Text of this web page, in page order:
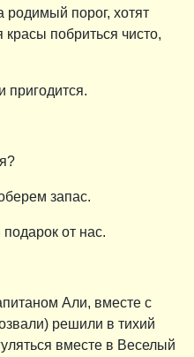
порог, хотят
побриться чисто,
пригодится.
запас.
от нас.
Али, вместе с
решили в тихий
вместе в Веселый